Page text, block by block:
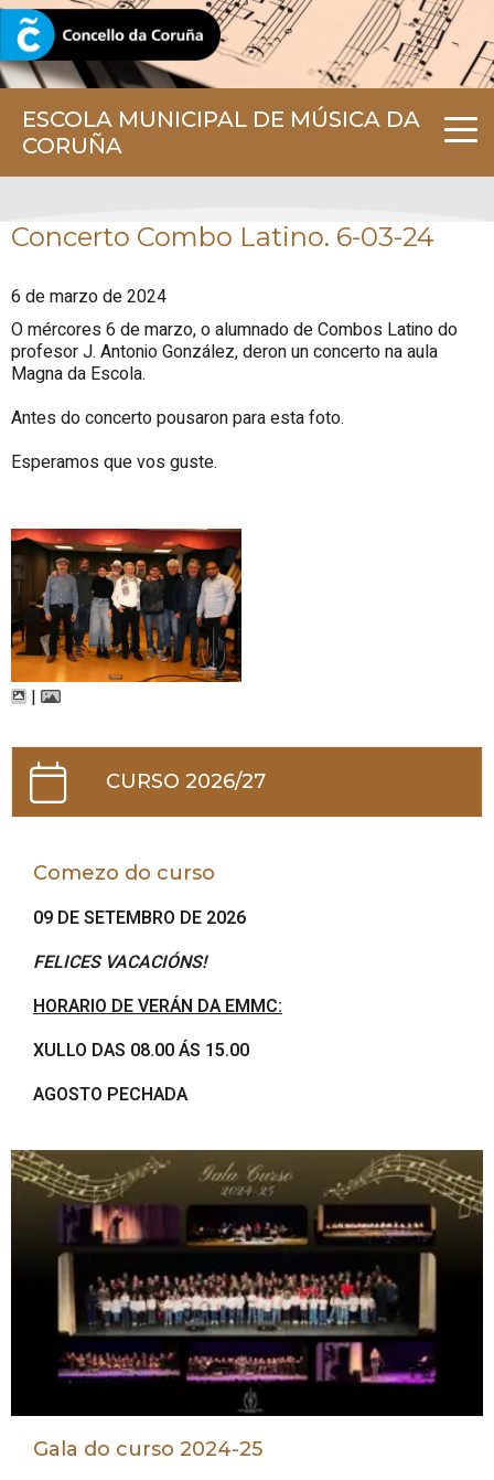
ESCOLA MUNICIPAL DE MÚSICA DA
CORUÑA
CORUNA.GAL
Concerto Combo Latino. 6-03-24
6 de marzo de 2024
O mércores 6 de marzo, o alumnado de Combos Latino do
profesor J. Antonio González, deron un concerto na aula
Magna da Escola.
Antes do concerto pousaron para esta foto.
Esperamos que vos guste.
|
CURSO 2026/27
Comezo do curso
09 DE SETEMBRO DE 2026
FELICES VACACIÓNS!
HORARIO DE VERÁN DA EMMC:
XULLO DAS 08.00 ÁS 15.00
AGOSTO PECHADA
Gala do curso 2024-25